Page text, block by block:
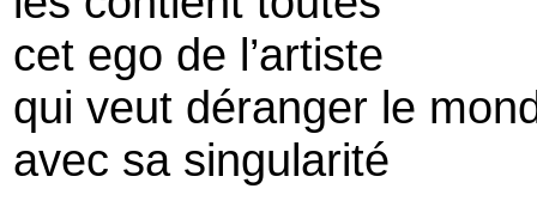
cet ego de l’artiste
qui veut déranger le
avec sa singularité